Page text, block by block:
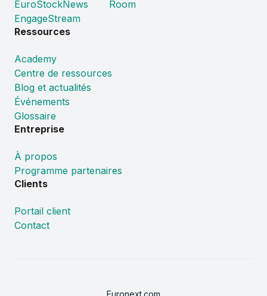
EuroStockNews
EngageStream
Room
Ressources
Academy
Centre de ressources
Blog et actualités
Événements
Glossaire
Entreprise
À propos
Programme partenaires
Clients
Portail client
Contact